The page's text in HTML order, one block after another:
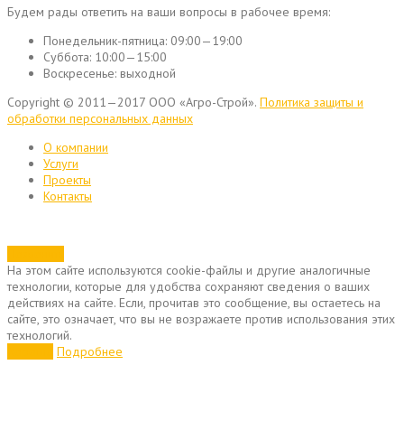
Будем рады ответить на ваши вопросы в рабочее время:
Понедельник-пятница: 09:00—19:00
Суббота: 10:00—15:00
Воскресенье: выходной
Copyright © 2011—2017 ООО «Агро-Строй». Политика защиты и
обработки персональных данных
О компании
Услуги
Проекты
Контакты
На этом сайте используются cookie-файлы и другие аналогичные
технологии, которые для удобства сохраняют сведения о ваших
действиях на сайте. Если, прочитав это сообщение, вы остаетесь на
сайте, это означает, что вы не возражаете против использования этих
технологий.
Подробнее